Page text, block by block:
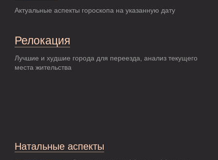
Актуальные аспекты гороскопа на указанную дату
Релокация
Лучшие и худшие города для переезда, анализ текущего
места жительства
Натальные аспекты